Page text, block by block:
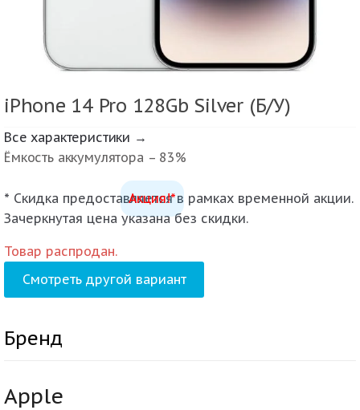
iPhone 14 Pro 128Gb Silver (Б/У)
Все характеристики →
Ёмкость аккумулятора – 83%
Акция!*
* Скидка предоставляется в рамках временной акции.
Зачеркнутая цена указана без скидки.
Товар распродан.
Смотреть другой вариант
Бренд
Apple